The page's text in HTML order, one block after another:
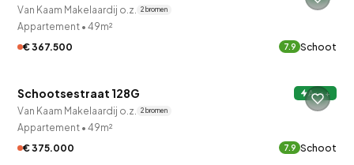
Van Kaam Makelaardij o.z. 2 bronnen
Appartement • 49m²
€ 367.500
7.9 Schoot
QUICKLANE™
Schootsestraat 128G A+++
Van Kaam Makelaardij o.z. 2 bronnen
Appartement • 49m²
€ 375.000
7.9 Schoot
QUICKLANE™